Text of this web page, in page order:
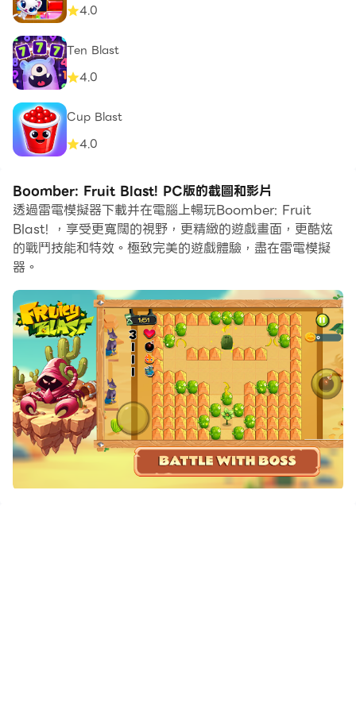
4.0
Ten Blast
4.0
Cup Blast
4.0
Boomber: Fruit Blast! PC版的截圖和影片
透過雷電模擬器下載并在電腦上暢玩Boomber: Fruit
Blast! ，享受更寬闊的視野，更精緻的遊戲畫面，更酷炫
的戰鬥技能和特效。極致完美的遊戲體驗，盡在雷電模擬
器。